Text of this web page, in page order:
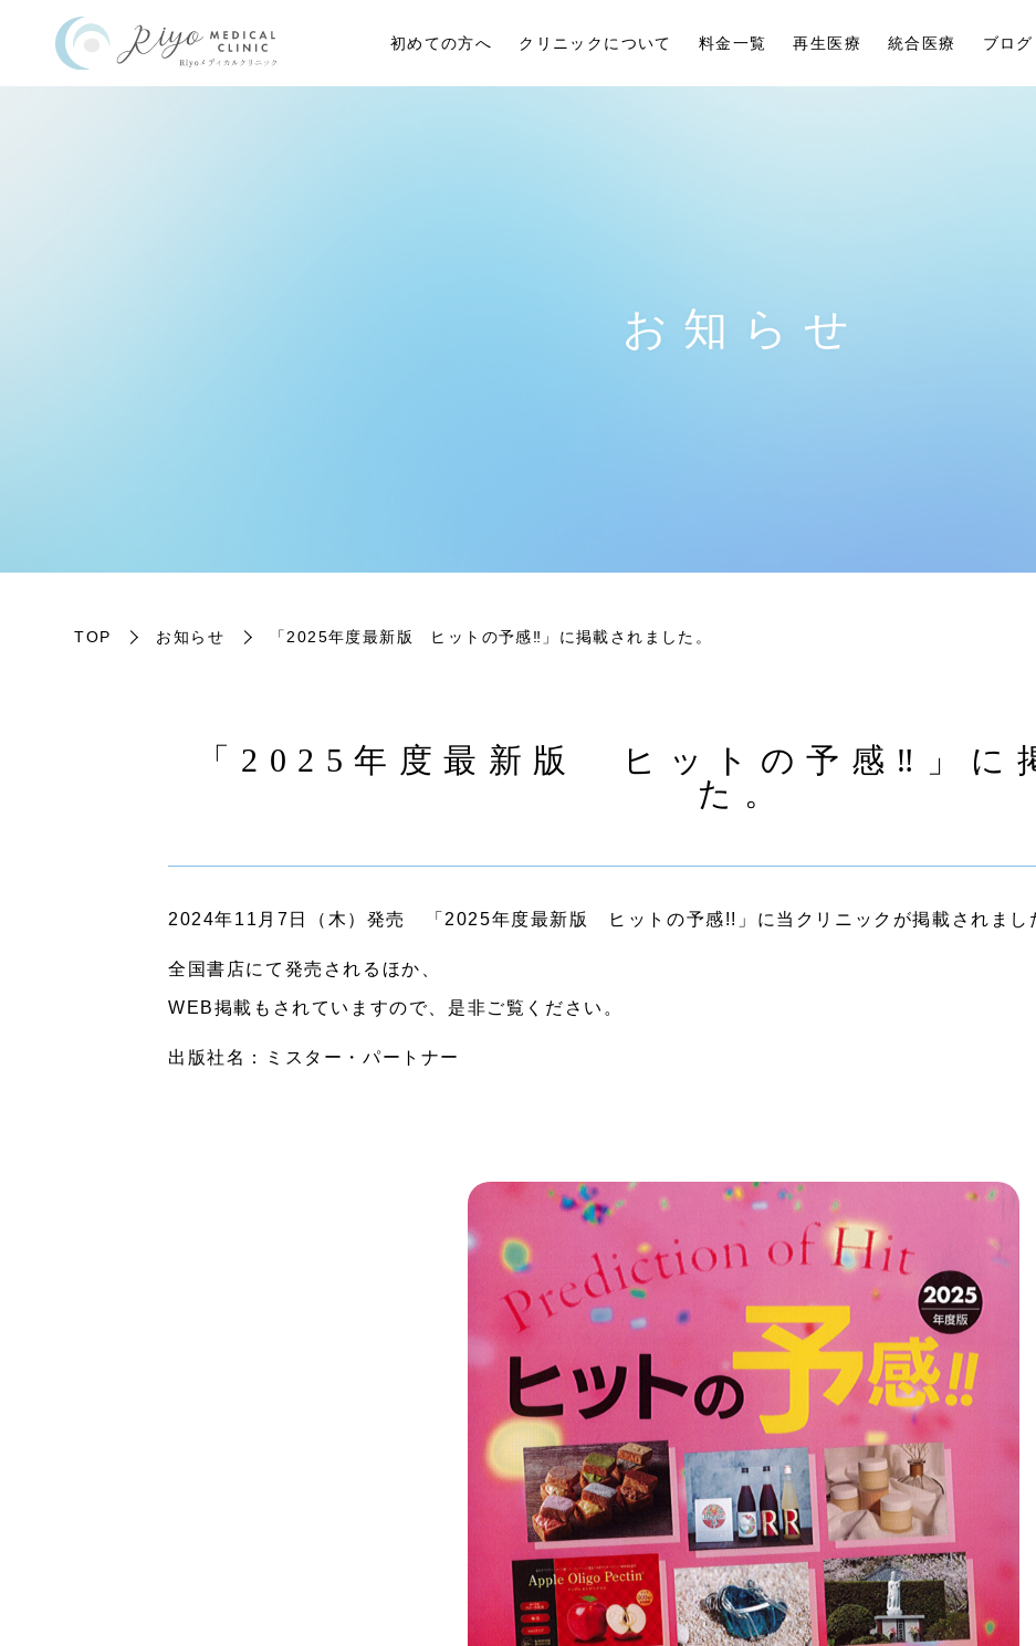
初めての方へ クリニックについて 料金一覧 再生医療 統合医療 ブログ
お知らせ
TOP お知らせ 「2025年度最新版 ヒットの予感‼」に掲載されました。
「2025年度最新版 ヒットの予感‼」に
た。
2024年11月7日（木）発売 「2025年度最新版 ヒットの予感!!」に当クリニックが掲載されまし
全国書店にて発売されるほか、
WEB掲載もされていますので、是非ご覧ください。
出版社名：ミスター・パートナー